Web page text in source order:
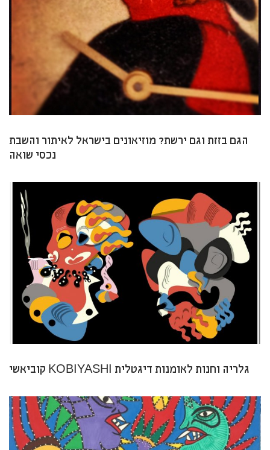
הגם בזזת וגם ירשת? מוזיאונים בישראל לאיתור והשבת
נכסי שואה
קוביאשי KOBIYASHI גלריה וחנות לאומנות דיגטלית